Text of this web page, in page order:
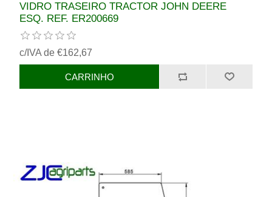
VIDRO TRASEIRO TRACTOR JOHN DEERE
ESQ. REF. ER200669
c/IVA de €162,67